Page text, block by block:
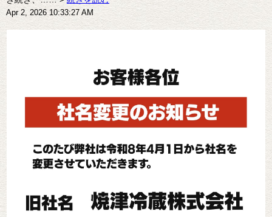
Apr 2, 2026 10:33:27 AM